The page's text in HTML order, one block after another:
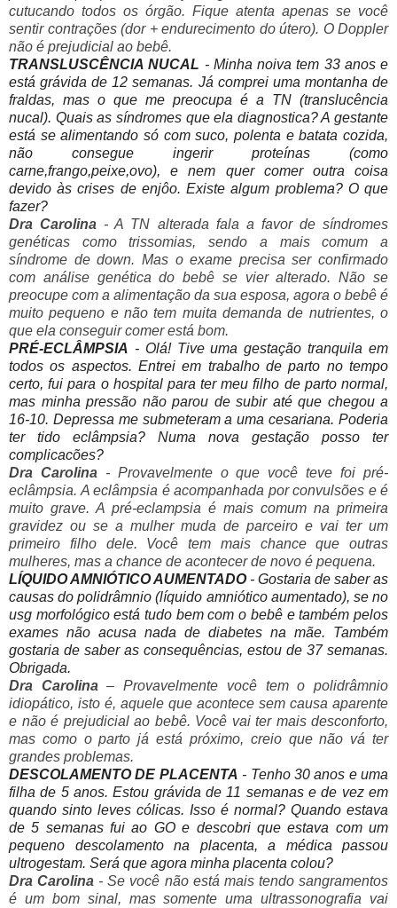
cutucando todos os órgão. Fique atenta apenas se você
sentir contrações (dor + endurecimento do útero). O Doppler
não é prejudicial ao bebê.
TRANSLUSCÊNCIA NUCAL - Minha noiva tem 33 anos e
está grávida de 12 semanas. Já comprei uma montanha de
fraldas, mas o que me preocupa é a TN (translucência
nucal). Quais as síndromes que ela diagnostica? A gestante
está se alimentando só com suco, polenta e batata cozida,
não consegue ingerir proteínas (como
carne,frango,peixe,ovo), e nem quer comer outra coisa
devido às crises de enjôo. Existe algum problema? O que
fazer?
Dra Carolina - A TN alterada fala a favor de síndromes
genéticas como trissomias, sendo a mais comum a
síndrome de down. Mas o exame precisa ser confirmado
com análise genética do bebê se vier alterado. Não se
preocupe com a alimentação da sua esposa, agora o bebê é
muito pequeno e não tem muita demanda de nutrientes, o
que ela conseguir comer está bom.
PRÉ-ECLÂMPSIA - Olá! Tive uma gestação tranquila em
todos os aspectos. Entrei em trabalho de parto no tempo
certo, fui para o hospital para ter meu filho de parto normal,
mas minha pressão não parou de subir até que chegou a
16-10. Depressa me submeteram a uma cesariana. Poderia
ter tido eclâmpsia? Numa nova gestação posso ter
complicacões?
Dra Carolina- Provavelmente o que você teve foi pré-
eclâmpsia. A eclâmpsia é acompanhada por convulsões e é
muito grave. A pré-eclampsia é mais comum na primeira
gravidez ou se a mulher muda de parceiro e vai ter um
primeiro filho dele. Você tem mais chance que outras
mulheres, mas a chance de acontecer de novo é pequena.
LÍQUIDO AMNIÓTICO AUMENTADO- Gostaria de saber as
causas do polidrâmnio (líquido amniótico aumentado), se no
usg morfológico está tudo bem com o bebê e também pelos
exames não acusa nada de diabetes na mãe. Também
gostaria de saber as consequências, estou de 37 semanas.
Obrigada.
Dra Carolina– Provavelmente você tem o polidrâmnio
idiopático, isto é, aquele que acontece sem causa aparente
e não é prejudicial ao bebê. Você vai ter mais desconforto,
mas como o parto já está próximo, creio que não vá ter
grandes problemas.
DESCOLAMENTO DE PLACENTA - Tenho 30 anos e uma
filha de 5 anos. Estou grávida de 11 semanas e de vez em
quando sinto leves cólicas. Isso é normal? Quando estava
de 5 semanas fui ao GO e descobri que estava com um
pequeno descolamento na placenta, a médica passou
ultrogestam. Será que agora minha placenta colou?
Dra Carolina - Se você não está mais tendo sangramentos
é um bom sinal, mas somente uma ultrassonografia vai